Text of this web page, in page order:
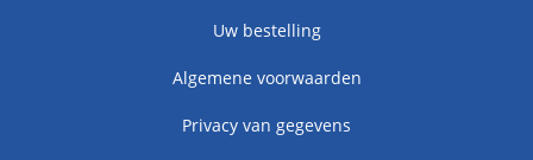
Uw bestelling
Algemene voorwaarden
Privacy van gegevens